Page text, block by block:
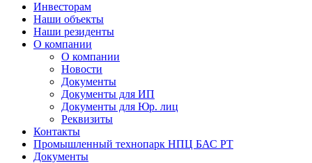
Инвесторам
Наши объекты
Наши резиденты
О компании
О компании
Новости
Документы
Документы для ИП
Документы для Юр. лиц
Реквизиты
Контакты
Промышленный технопарк НПЦ БАС РТ
Документы